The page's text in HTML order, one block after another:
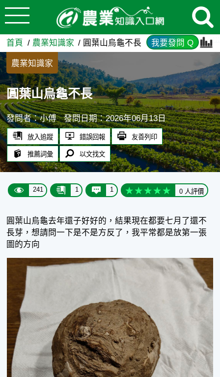
跳到主要內容
圓葉山烏龜不長 - 農業知識入
首頁 農業知識家 圓葉山烏龜不長 我要發問 Q
農業知識家
圓葉山烏龜不長
發問者：小傅 發問日期：2026年06月13日
放入追蹤 錯誤回報 友善列印
推薦詞彙 以文找文
241 1 1 0 人評價
圓葉山烏龜去年還子好好的，結果現在都要七月了還不
長芽，想請問一下是不是方反了，我平常都是放第一張
圖的方向